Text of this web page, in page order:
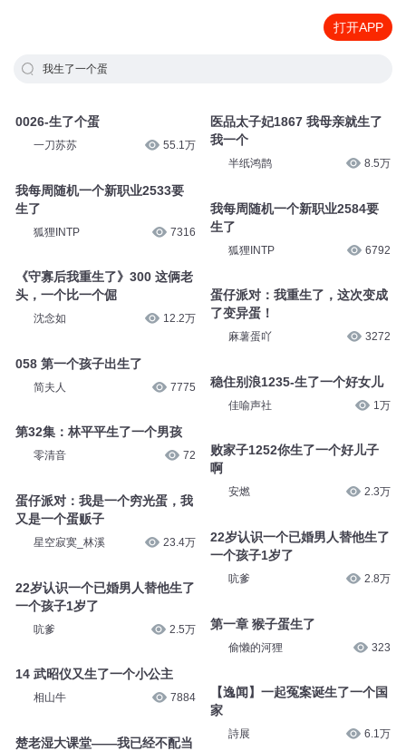
打开APP
我生了一个蛋
0026-生了个蛋
一刀苏苏 55.1万
我每周随机一个新职业2533要
生了
狐狸INTP 7316
《守寡后我重生了》300 这俩老
头，一个比一个倔
沈念如 12.2万
058 第一个孩子出生了
简夫人 7775
第32集：林平平生了一个男孩
零清音 72
蛋仔派对：我是一个穷光蛋，我
又是一个蛋贩子
星空寂寞_林溪 23.4万
22岁认识一个已婚男人替他生了
一个孩子1岁了
吭爹 2.5万
14 武昭仪又生了一个小公主
相山牛 7884
楚老湿大课堂——我已经不配当
医品太子妃1867 我母亲就生了
我一个
半纸鸿鹊 8.5万
我每周随机一个新职业2584要
生了
狐狸INTP 6792
蛋仔派对：我重生了，这次变成
了变异蛋！
麻薯蛋吖 3272
稳住别浪1235-生了一个好女儿
佳喻声社 1万
败家子1252你生了一个好儿子
啊
安燃 2.3万
22岁认识一个已婚男人替他生了
一个孩子1岁了
吭爹 2.8万
第一章 猴子蛋生了
偷懒的河狸 323
【逸闻】一起冤案诞生了一个国
家
詩展 6.1万